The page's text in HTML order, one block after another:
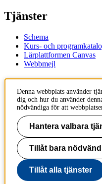
Tjänster
Schema
Kurs- och
Lärplattformen Canvas
Webbmejl
KTH
100 44 Stockholm
+46 8 790 60 00
Kontakta KTH
Jobba på KTH
Press och media
Faktura och betalning
Om KTH:s webbplatser
Denna webbplats använder
dig och hur du använder
nödvändiga för att
Hantera valbara
Tillåt bara
Tillåt alla tjänster